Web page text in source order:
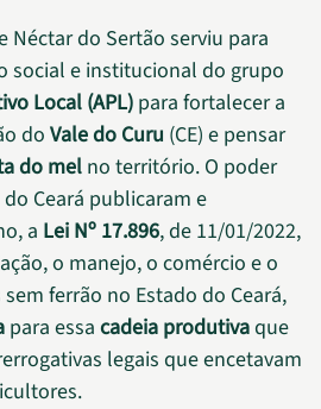
Néctar do Sertão serviu para
social e institucional do grupo
Local (APL) para fortalecer a
do Vale do Curu (CE) e pensar
do melno território. O poder
Ceará publicaram e
a Lei Nº 17.896, de 11/01/2022,
o manejo, o comércio e o
ferrão no Estado do Ceará,
para essa cadeia produtivaque
legais que encetavam